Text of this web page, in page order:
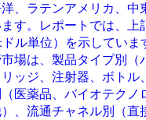
、ラテンアメリカ、中
す。レポートでは、上
ル単位）を示していま
場は、製品タイプ別（
ッジ、注射器、ボトル
医薬品、バイオテクノ
、流通チャネル別（直